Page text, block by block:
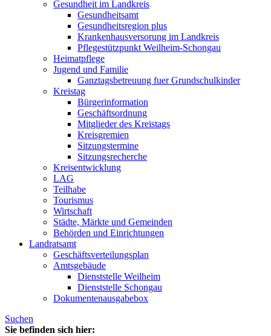
Gesundheit im Landkreis
Gesundheitsamt
Gesundheitsregion plus
Krankenhausversorung im Landkreis
Pflegestützpunkt Weilheim-Schongau
Heimatpflege
Jugend und Familie
Ganztagsbetreuung fuer Grundschulkinder
Kreistag
Bürgerinformation
Geschäftsordnung
Mitglieder des Kreistags
Kreisgremien
Sitzungstermine
Sitzungsrecherche
Kreisentwicklung
LAG
Teilhabe
Tourismus
Wirtschaft
Städte, Märkte und Gemeinden
Behörden und Einrichtungen
Landratsamt
Geschäftsverteilungsplan
Amtsgebäude
Dienststelle Weilheim
Dienststelle Schongau
Dokumentenausgabebox
Suchen
Sie befinden sich hier: